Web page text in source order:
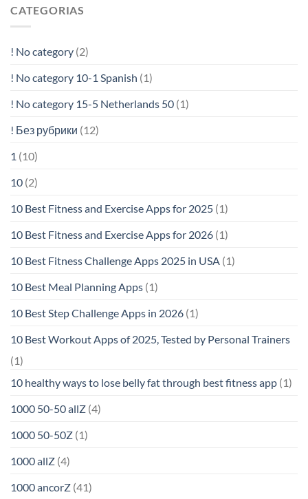
CATEGORIAS
! No category (2)
! No category 10-1 Spanish (1)
! No category 15-5 Netherlands 50 (1)
! Без рубрики (12)
1 (10)
10 (2)
10 Best Fitness and Exercise Apps for 2025 (1)
10 Best Fitness and Exercise Apps for 2026 (1)
10 Best Fitness Challenge Apps 2025 in USA (1)
10 Best Meal Planning Apps (1)
10 Best Step Challenge Apps in 2026 (1)
10 Best Workout Apps of 2025, Tested by Personal Trainers
(1)
10 healthy ways to lose belly fat through best fitness app (1)
1000 50-50 allZ (4)
1000 50-50Z (1)
1000 allZ (4)
1000 ancorZ (41)